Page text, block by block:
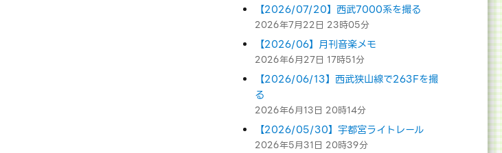
【2026/07/20】西武7000系を撮る
2026年7月22日 23時05分
【2026/06】月刊音楽メモ
2026年6月27日 17時51分
【2026/06/13】西武狭山線で263Fを撮
る
2026年6月13日 20時14分
【2026/05/30】宇都宮ライトレール
2026年5月31日 20時39分